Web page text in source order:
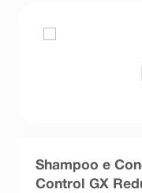
tadalafila
absorvente
Shampoo e
Control GX